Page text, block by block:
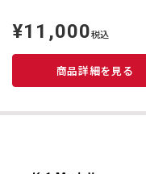
定
価
¥11,000税込
商品詳細を見る